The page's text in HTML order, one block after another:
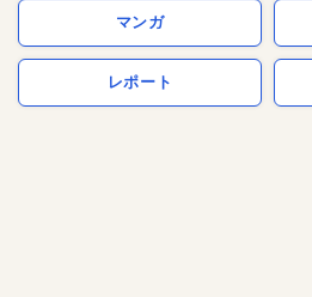
マンガ
レポート